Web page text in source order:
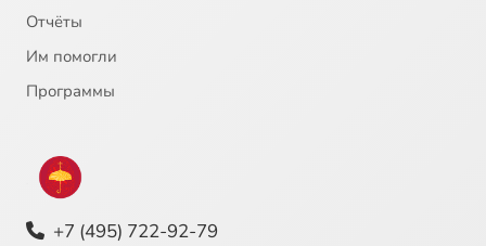
Отчёты
Им помогли
Программы
+7 (495) 722-92-79